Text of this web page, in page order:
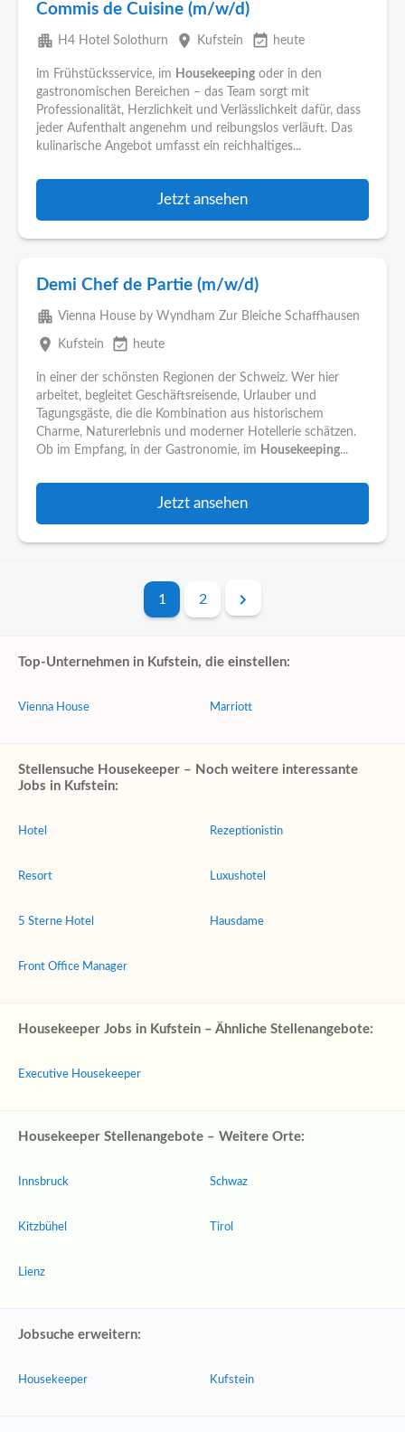
Commis de Cuisine (m/w/d)
apartment H4 Hotel Solothurn place Kufstein event_available heute
im Frühstücksservice, im Housekeeping oder in den
gastronomischen Bereichen – das Team sorgt mit
Professionalität, Herzlichkeit und Verlässlichkeit dafür, dass
jeder Aufenthalt angenehm und reibungslos verläuft. Das
kulinarische Angebot umfasst ein reichhaltiges...
Jetzt ansehen
Demi Chef de Partie (m/w/d)
apartment Vienna House by Wyndham Zur Bleiche Schaffhausen
place Kufstein event_available heute
in einer der schönsten Regionen der Schweiz. Wer hier
arbeitet, begleitet Geschäftsreisende, Urlauber und
Tagungsgäste, die die Kombination aus historischem
Charme, Naturerlebnis und moderner Hotellerie schätzen.
Ob im Empfang, in der Gastronomie, im Housekeeping...
Jetzt ansehen
1 2
Top-Unternehmen in Kufstein, die einstellen:
Vienna House Marriott
Stellensuche Housekeeper – Noch weitere interessante
Jobs in Kufstein:
Hotel
Resort
5 Sterne Hotel
Front Office Manager
Rezeptionistin
Luxushotel
Hausdame
Housekeeper Jobs in Kufstein – Ähnliche Stellenangebote:
Executive Housekeeper
Housekeeper Stellenangebote – Weitere Orte:
Innsbruck
Kitzbühel
Lienz
Schwaz
Tirol
Jobsuche erweitern:
Housekeeper Kufstein